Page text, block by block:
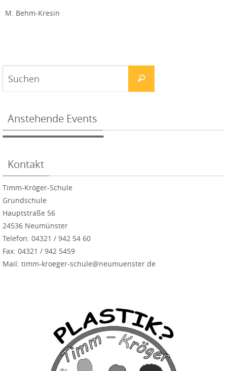
M. Behm-Kresin
Anstehende Events
Kontakt
Timm-Kröger-Schule
Grundschule
Hauptstraße 56
24536 Neumünster
Telefon: 04321 / 942 54 60
Fax: 04321 / 942 5459
Mail: timm-kroeger-schule@neumuenster.de